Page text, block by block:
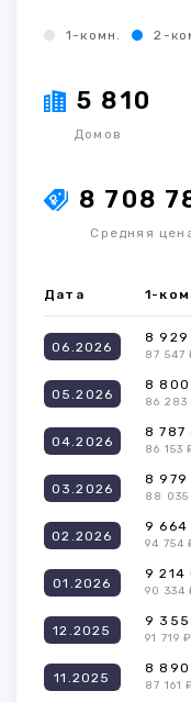
1-комн. 2-
5 810
Домов
8 708
Средняя
Дата 1-
06.2026
8
87 547
05.2026
8
86 283
04.2026
8 787
86 153
03.2026
8 979
88
02.2026
9 664
94 754
01.2026
9 214
90 334
12.2025
9
91 719
11.2025
8 890
87 161